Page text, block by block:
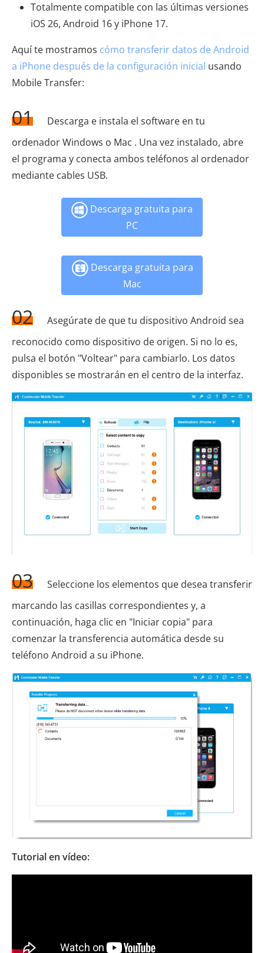
Totalmente compatible con las últimas versiones
iOS 26, Android 16 y iPhone 17.
Aquí te mostramos cómo transferir datos de Android
a iPhone después de la configuración inicial usando
Mobile Transfer:
01
Descarga e instala el software en tu
ordenador Windows o Mac . Una vez instalado, abre
el programa y conecta ambos teléfonos al ordenador
mediante cables USB.
Descarga gratuita para
PC
Descarga gratuita para
Mac
02
Asegúrate de que tu dispositivo Android sea
reconocido como dispositivo de origen. Si no lo es,
pulsa el botón "Voltear" para cambiarlo. Los datos
disponibles se mostrarán en el centro de la interfaz.
03
Seleccione los elementos que desea transferir
marcando las casillas correspondientes y, a
continuación, haga clic en "Iniciar copia" para
comenzar la transferencia automática desde su
teléfono Android a su iPhone.
Tutorial en vídeo: